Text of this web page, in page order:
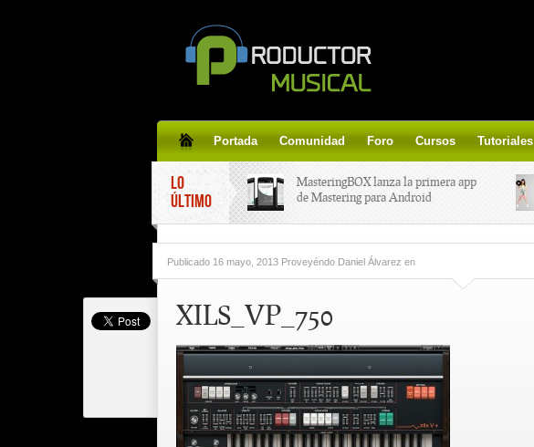
Portada Comunidad Foro Cursos Tutoriales
LO
ÚLTIMO
MasteringBOX lanza la primera app
de Mastering para Android
MasteringBOX, Masterización on-
line gratis!
Korg lanza SDD-3000, el nuevo
pedal de delay.
Tutorial de CLA Effects, aprende a
aplicar efectos a tus voces.
Publicado 16 mayo, 2013 Proveyéndo Daniel Álvarez en
XILS_VP_750